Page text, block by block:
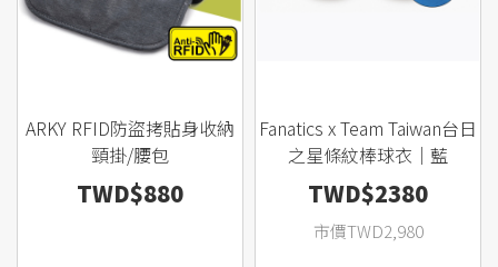
ARKY RFID防盜拷貼身收納
頸掛/腰包
TWD$880
Fanatics x Team Taiwan台日
之星條紋棒球衣｜藍
TWD$2380
市價TWD2,980